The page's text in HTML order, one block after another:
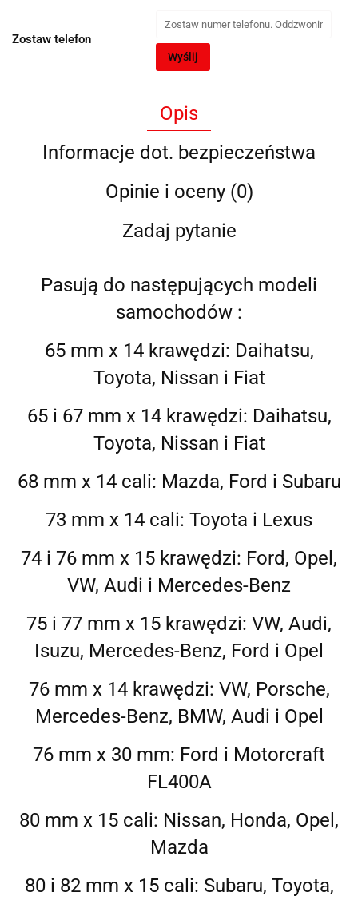
Zostaw telefon
Wyślij
Opis
Informacje dot. bezpieczeństwa
Opinie i oceny (0)
Zadaj pytanie
Pasują do następujących modeli
samochodów :
65 mm x 14 krawędzi: Daihatsu,
Toyota, Nissan i Fiat
65 i 67 mm x 14 krawędzi: Daihatsu,
Toyota, Nissan i Fiat
68 mm x 14 cali: Mazda, Ford i Subaru
73 mm x 14 cali: Toyota i Lexus
74 i 76 mm x 15 krawędzi: Ford, Opel,
VW, Audi i Mercedes-Benz
75 i 77 mm x 15 krawędzi: VW, Audi,
Isuzu, Mercedes-Benz, Ford i Opel
76 mm x 14 krawędzi: VW, Porsche,
Mercedes-Benz, BMW, Audi i Opel
76 mm x 30 mm: Ford i Motorcraft
FL400A
80 mm x 15 cali: Nissan, Honda, Opel,
Mazda
80 i 82 mm x 15 cali: Subaru, Toyota,